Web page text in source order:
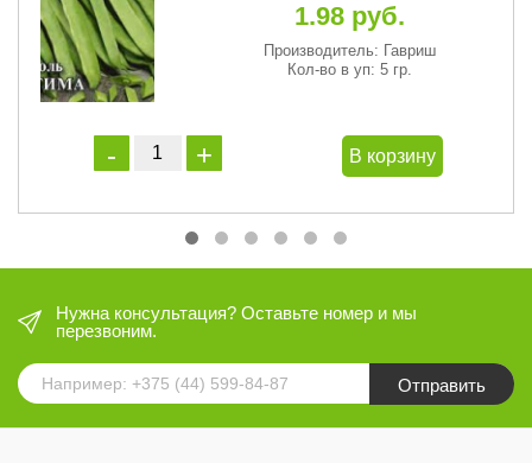
1.98 руб.
Производитель: Гавриш
Кол-во в уп: 5 гр.
В корзину
Нужна консультация? Оставьте номер и мы
перезвоним.
Отправить